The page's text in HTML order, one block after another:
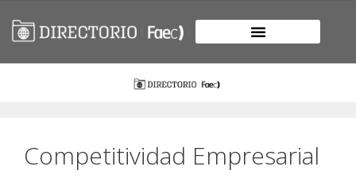
Competitividad Empresarial